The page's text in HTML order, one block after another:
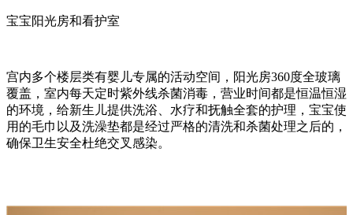
宝宝阳光房和看护室
宫内多个楼层类有婴儿专属的活动空间，阳光房360度全玻璃
覆盖，室内每天定时紫外线杀菌消毒，营业时间都是恒温恒湿
的环境，给新生儿提供洗浴、水疗和抚触全套的护理，宝宝使
用的毛巾以及洗澡垫都是经过严格的清洗和杀菌处理之后的，
确保卫生安全杜绝交叉感染。